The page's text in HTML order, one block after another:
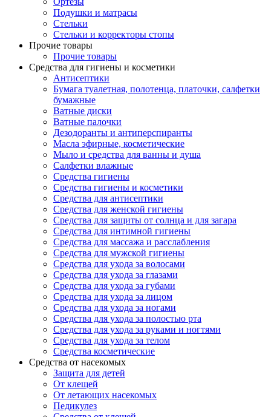
Подушки и матрасы
Стельки
Стельки и корректоры стопы
Прочие товары
Прочие товары
Средства для гигиены и косметики
Антисептики
Бумага туалетная, полотенца, платочки, салфетки
бумажные
Ватные диски
Ватные палочки
Дезодоранты и антиперспиранты
Масла эфирные, косметические
Мыло и средства для ванны и душа
Салфетки влажные
Средства гигиены
Средства гигиены и косметики
Средства для антисептики
Средства для женской гигиены
Средства для защиты от солнца и для загара
Средства для интимной гигиены
Средства для массажа и расслабления
Средства для мужской гигиены
Средства для ухода за волосами
Средства для ухода за глазами
Средства для ухода за губами
Средства для ухода за лицом
Средства для ухода за ногами
Средства для ухода за полостью рта
Средства для ухода за руками и ногтями
Средства для ухода за телом
Средства косметические
Средства от насекомых
Защита для детей
От клещей
От летающих насекомых
Педикулез